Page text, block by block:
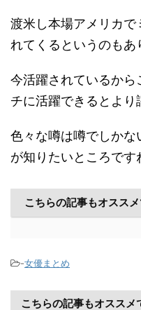
渡米し本場アメリカで
れてくるというのもあ
今活躍されているか
チに活躍できるとより
色々な噂は噂でしか
が知りたいところです
こちらの記事もオスス
-女優まとめ
こちらの記事もオススメ